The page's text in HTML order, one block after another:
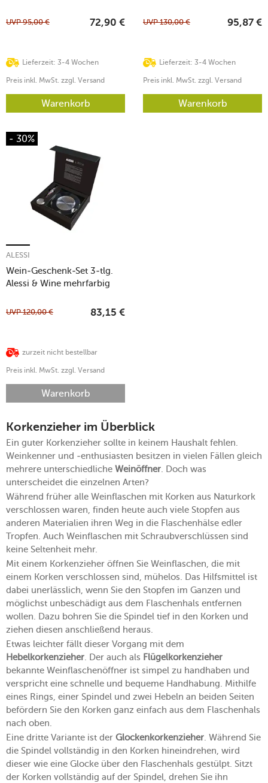
Lieferzeit: 3-4 Wochen
UVP95,00 € 72,90 €
Preis inkl. MwSt. zzgl. Versand
Warenkorb
Lieferzeit: 3-4 Wochen
UVP130,00 € 95,87 €
Preis inkl. MwSt. zzgl. Versand
Warenkorb
- 30%
Wein-Geschenk-Set 3-tlg.
Alessi & Wine mehrfarbig
ALESSI
zurzeit nicht bestellbar
UVP120,00 € 83,15 €
Preis inkl. MwSt. zzgl. Versand
Warenkorb
Korkenzieher im Überblick
Ein guter Korkenzieher sollte in keinem Haushalt fehlen.
Weinkenner und -enthusiasten besitzen in vielen Fällen gleich
mehrere unterschiedliche Weinöffner. Doch was
unterscheidet die einzelnen Arten?
Während früher alle Weinflaschen mit Korken aus Naturkork
verschlossen waren, finden heute auch viele Stopfen aus
anderen Materialien ihren Weg in die Flaschenhälse edler
Tropfen. Auch Weinflaschen mit Schraubverschlüssen sind
keine Seltenheit mehr.
Mit einem Korkenzieher öffnen Sie Weinflaschen, die mit
einem Korken verschlossen sind, mühelos. Das Hilfsmittel ist
dabei unerlässlich, wenn Sie den Stopfen im Ganzen und
möglichst unbeschädigt aus dem Flaschenhals entfernen
wollen. Dazu bohren Sie die Spindel tief in den Korken und
ziehen diesen anschließend heraus.
Etwas leichter fällt dieser Vorgang mit dem
Hebelkorkenzieher. Der auch als Flügelkorkenzieher
bekannte Weinflaschenöffner ist simpel zu handhaben und
verspricht eine schnelle und bequeme Handhabung. Mithilfe
eines Rings, einer Spindel und zwei Hebeln an beiden Seiten
befördern Sie den Korken ganz einfach aus dem Flaschenhals
nach oben.
Eine dritte Variante ist der Glockenkorkenzieher. Während Sie
die Spindel vollständig in den Korken hineindrehen, wird
dieser wie eine Glocke über den Flaschenhals gestülpt. Sitzt
der Korken vollständig auf der Spindel, drehen Sie ihn